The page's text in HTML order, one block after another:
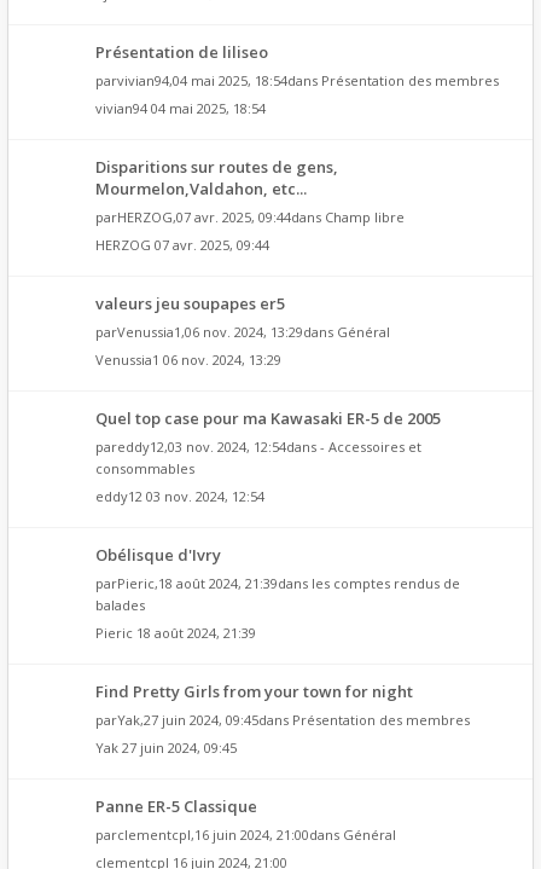
Présentation de liliseo
parvivian94,04 mai 2025, 18:54dans Présentation des membres
vivian94 04 mai 2025, 18:54
Disparitions sur routes de gens,
Mourmelon,Valdahon, etc...
parHERZOG,07 avr. 2025, 09:44dans Champ libre
HERZOG 07 avr. 2025, 09:44
valeurs jeu soupapes er5
parVenussia1,06 nov. 2024, 13:29dans Général
Venussia1 06 nov. 2024, 13:29
Quel top case pour ma Kawasaki ER-5 de 2005
pareddy12,03 nov. 2024, 12:54dans - Accessoires et
consommables
eddy12 03 nov. 2024, 12:54
Obélisque d'Ivry
parPieric,18 août 2024, 21:39dans les comptes rendus de
balades
Pieric 18 août 2024, 21:39
Find Pretty Girls from your town for night
parYak,27 juin 2024, 09:45dans Présentation des membres
Yak 27 juin 2024, 09:45
Panne ER-5 Classique
parclementcpl,16 juin 2024, 21:00dans Général
clementcpl 16 juin 2024, 21:00